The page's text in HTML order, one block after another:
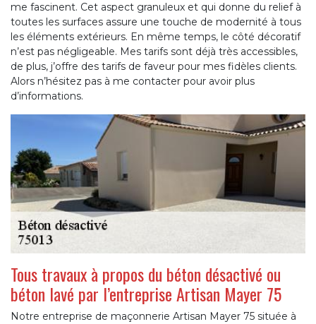
me fascinent. Cet aspect granuleux et qui donne du relief à
toutes les surfaces assure une touche de modernité à tous
les éléments extérieurs. En même temps, le côté décoratif
n’est pas négligeable. Mes tarifs sont déjà très accessibles,
de plus, j’offre des tarifs de faveur pour mes fidèles clients.
Alors n’hésitez pas à me contacter pour avoir plus
d’informations.
Tous travaux à propos du béton désactivé ou
béton lavé par l’entreprise Artisan Mayer 75
Notre entreprise de maçonnerie Artisan Mayer 75 située à